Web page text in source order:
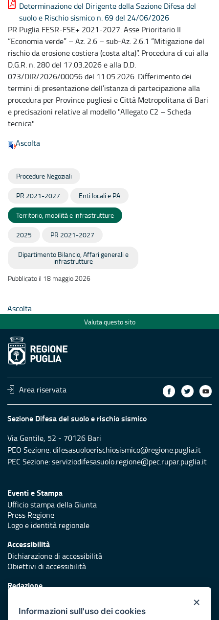
Determinazione del Dirigente della Sezione Difesa del
suolo e Rischio sismico n. 69 del 24/06/2026
PR Puglia FESR-FSE+ 2021-2027. Asse Prioritario II
“Economia verde” – Az. 2.6 – sub-Az. 2.6.1 “Mitigazione del
rischio da erosione costiera (costa alta)”. Procedura di cui alla
D.G.R. n. 280 del 17.03.2026 e alla D.D.
073/DIR/2026/00056 del 11.05.2026. Differimento dei
termini di presentazione dell’istanza di partecipazione alla
procedura per Province pugliesi e Città Metropolitana di Bari
e precisazioni relative al modello "Allegato C2 – Scheda
tecnica".
Ascolta
Procedure Negoziali
PR 2021-2027 Enti locali e PA
Territorio, mobilità e infrastrutture
2025 PR 2021-2027
Dipartimento Bilancio, Affari generali e
infrastrutture
Pubblicato il 18 maggio 2026
Ascolta
Valuta questo sito
Area riservata
Sezione Difesa del suolo e rischio sismico
Via Gentile, 52 - 70126 Bari
PEO Sezione: difesasuoloerischiosismico@regione.puglia.it
PEC Sezione: serviziodifesasuolo.regione@pec.rupar.puglia.it
Eventi e Stampa
Ufficio stampa della Giunta
Press Regione
Logo e identità regionale
Accessibilità
Dichiarazione di accessibilità
Obiettivi di accessibilità
Redazione
Protezione civile
×
Informazioni sull'uso dei cookies